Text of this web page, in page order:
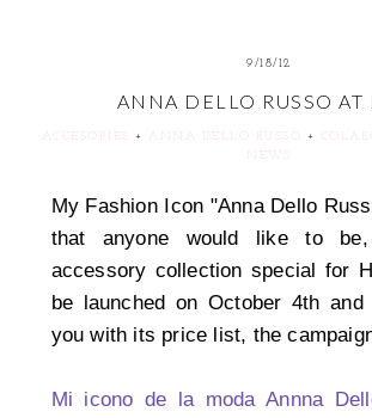
9/18/12
ANNA DELLO RUSSO AT
ACCESORIES + ANNA DELLO RUSSO +
NEWS
My Fashion Icon "Anna Dello
that anyone would like to
accessory collection special for
be launched on October 4th
you with its price list, the
Mi icono de la moda Annna